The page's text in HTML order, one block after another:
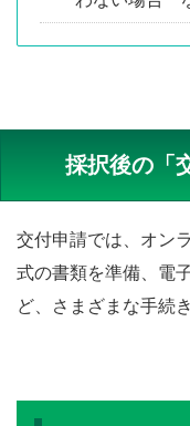
採択後の「
交付申請では、オン
式の書類を準備、電
ど、さまざまな手続